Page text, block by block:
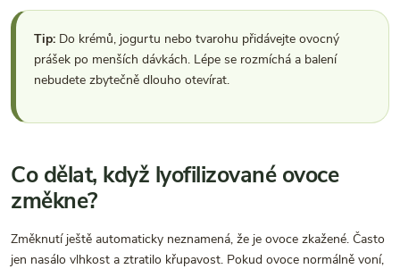
Tip: Do krémů, jogurtu nebo tvarohu přidávejte ovocný
prášek po menších dávkách. Lépe se rozmíchá a balení
nebudete zbytečně dlouho otevírat.
Co dělat, když lyofilizované ovoce
změkne?
Změknutí ještě automaticky neznamená, že je ovoce zkažené. Často
jen nasálo vlhkost a ztratilo křupavost. Pokud ovoce normálně voní,